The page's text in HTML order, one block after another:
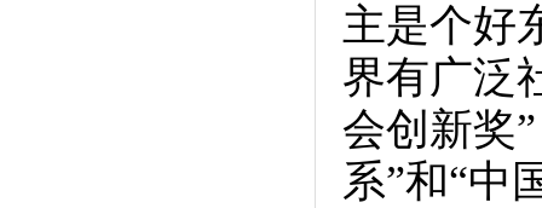
主是个好
界有广泛
会创新奖
系”和“中